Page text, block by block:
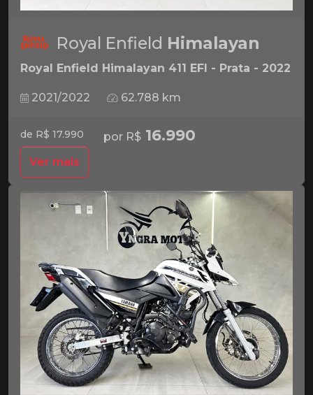
Royal Enfield Himalayan
Royal Enfield Himalayan 411 EFI - Prata - 2022
2021/2022 62.788 km
de R$ 17.990 por R$ 16.990
Ver mais